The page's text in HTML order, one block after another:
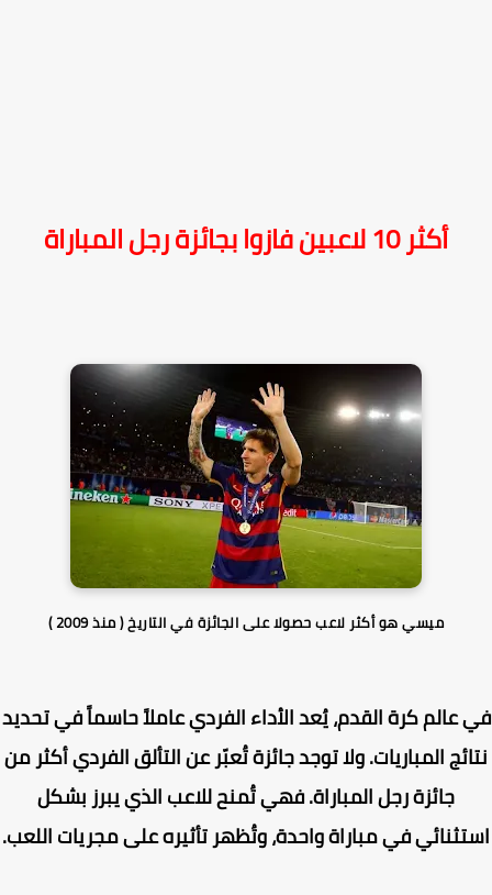
أكثر 10 لاعبين فازوا بجائزة رجل المباراة
ميسي هو أكثر لاعب حصولا على الجائزة في التاريخ ( منذ 2009 )
كرة القدم، يُعد الأداء الفردي عاملاً حاسماً في تحديد
المباريات. ولا توجد جائزة تُعبّر عن التألق الفردي أكثر من
جائزة رجل المباراة. فهي تُمنح للاعب الذي يبرز بشكل
في مباراة واحدة، وتُظهر تأثيره على مجريات اللعب.